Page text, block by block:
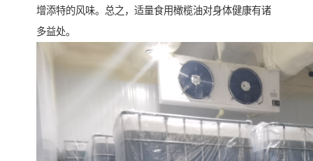
增添特的风味。总之，适量食用橄榄油对身体健康有诸
多益处。